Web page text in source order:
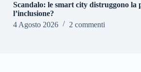
Scandalo: le smart city distruggono la
l’inclusione?
4 Agosto 2026
2 commenti